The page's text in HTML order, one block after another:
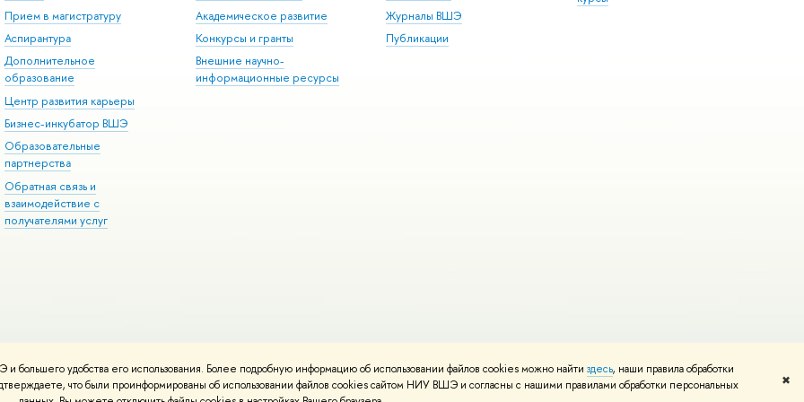
удобства его использования. Более подробную информацию об использовании файлов cookies можно найти здесь, наши правила обработки
что были проинформированы об использовании файлов cookies сайтом НИУ ВШЭ и согласны с нашими правилами обработки персональных
✖
Прием в магистратуру
Аспирантура
Дополнительное
образование
Центр развития карьеры
Бизнес-инкубатор ВШЭ
Образовательные
партнерства
Обратная связь и
взаимодействие с
получателями услуг
Академическое развитие
Конкурсы и гранты
Внешние научно-
информационные ресурсы
Журналы ВШЭ
Публикации
Редактору
Условия использования материалов Политика конфиденциальности Карта сайта
вШколе дизайна НИУ ВШЭ